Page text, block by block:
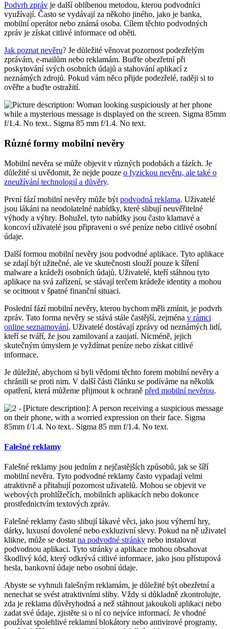
Podvrh zpráv je další oblíbenou metodou, kterou podvodníci
využívají. Často se vydávají za někoho jiného, jako je banka,
mobilní operátor nebo známá osoba. Cílem těchto podvodných
zpráv je získat citlivé informace od oběti.
Jak poznat nevěru? Je důležité věnovat pozornost podezřelým
zprávám, e-mailům nebo reklamám. Buďte obezřetní při
poskytování svých osobních údajů a stahování aplikací z
neznámých zdrojů. Pokud vám něco přijde podezřelé, raději si to
ověřte a buďte ostražití.
Různé formy mobilní nevěry
Mobilní nevěra se může objevit v různých podobách a fázích. Je
důležité si uvědomit, že nejde pouze o fyzickou nevěru, ale také o
zneužívání technologií a důvěry.
První fází mobilní nevěry může být podvodná reklama. Uživatelé
jsou lákáni na neodolatelné nabídky, které slibují neuvěřitelné
výhody a výhry. Bohužel, tyto nabídky jsou často klamavé a
koncoví uživatelé jsou připraveni o své peníze nebo citlivé osobní
údaje.
Další formou mobilní nevěry jsou podvodné aplikace. Tyto aplikace
se zdají být užitečné, ale ve skutečnosti slouží pouze k šíření
malware a krádeži osobních údajů. Uživatelé, kteří stáhnou tyto
aplikace na svá zařízení, se stávají terčem krádeže identity a mohou
se ocitnout v špatné finanční situaci.
Poslední fází mobilní nevěry, kterou bychom měli zmínit, je podvrh
zpráv. Tato forma nevěry se stává stále častější, zejména v rámci
online seznamování. Uživatelé dostávají zprávy od neznámých lidí,
kteří se tváří, že jsou zamilovaní a zaujatí. Nicméně, jejich
skutečným úmyslem je vyždímat peníze nebo získat citlivé
informace.
Je důležité, abychom si byli vědomi těchto forem mobilní nevěry a
chránili se proti nim. V další části článku se podíváme na několik
opatření, která můžeme přijmout k ochraně před mobilní nevěrou.
Falešné reklamy
Falešné reklamy jsou jedním z nejčastějších způsobů, jak se šíří
mobilní nevěra. Tyto podvodné reklamy často vypadají velmi
atraktivně a přitahují pozornost uživatelů. Mohou se objevit ve
webových prohlížečích, mobilních aplikacích nebo dokonce
prostřednictvím textových zpráv.
Falešné reklamy často slibují lákavé věci, jako jsou výherní hry,
dárky, luxusní dovolené nebo exkluzivní slevy. Pokud na ně uživatel
klikne, může se dostatna podvodné stránky nebo instalovat
podvodnou aplikaci. Tyto stránky a aplikace mohou obsahovat
škodlivý kód, který odkrývá citlivé informace, jako jsou přístupová
hesla, bankovní údaje nebo osobní údaje.
Abyste se vyhnuli falešným reklamám, je důležité být obezřetní a
nenechat se svést atraktivními sliby. Vždy si důkladně zkontrolujte,
zda je reklama důvěryhodná a než stáhnout jakoukoli aplikaci nebo
zadat své údaje, zjistěte si o ní co nejvíce informací. Je vhodné
používat spolehlivé reklamní blokátory nebo antivirové programy,